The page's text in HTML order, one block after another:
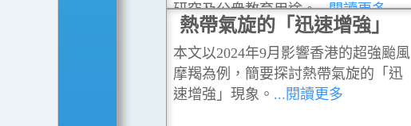
研究及公衆教育用途。...閱讀更多
熱帶氣旋的「迅速增強」
本文以2024年9月影響香港的超強颱風
摩羯為例，簡要探討熱帶氣旋的「迅
速增強」現象。 ...閱讀更多